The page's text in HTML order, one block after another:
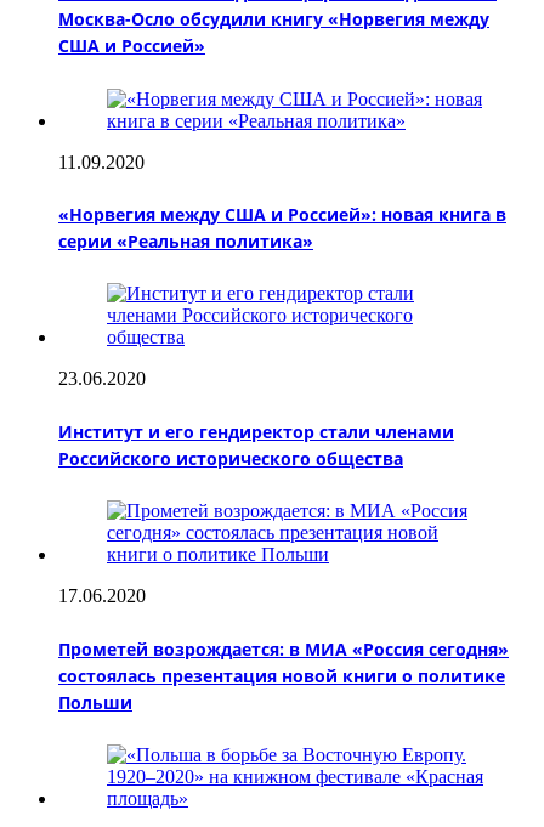
Москва-Осло обсудили книгу «Норвегия между
США и Россией»
11.09.2020
«Норвегия между США и Россией»: новая книга в
серии «Реальная политика»
23.06.2020
Институт и его гендиректор стали членами
Российского исторического общества
17.06.2020
Прометей возрождается: в МИА «Россия сегодня»
состоялась презентация новой книги о политике
Польши